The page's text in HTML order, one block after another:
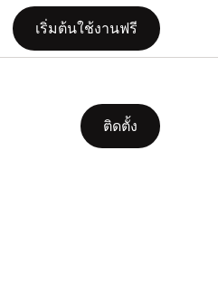
เริ่มต้นใช้งานฟรี
ติดตั้ง